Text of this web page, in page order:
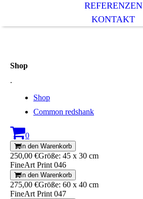
REFERENZEN
KONTAKT
Shop
.
Shop
Common redshank
0
In den Warenkorb
250,00 €Größe: 45 x 30 cm
FineArt Print 046
In den Warenkorb
275,00 €Größe: 60 x 40 cm
FineArt Print 047